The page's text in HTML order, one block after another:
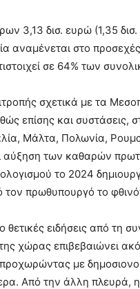
3,13 δισ. ευρώ (1,35 δισ.
στο
σε 64% των
σχετικά με τα
επίσης και συστάσεις,
Μάλτα, Πολωνία,
των καθαρών
το 2024
τον πρωθυπουργό το
ειδήσεις από τη
χώρας επιβεβαιώνει
με
Από την άλλη πλευρά,